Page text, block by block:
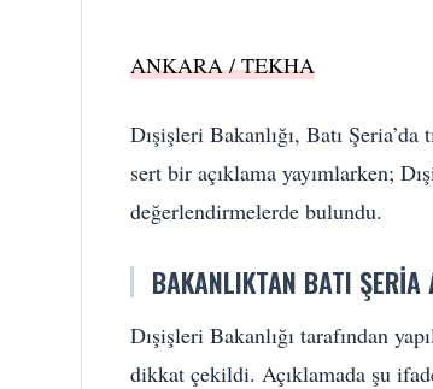
ANKARA / TEKHA
Dışişleri Bakanlığı, Batı
sert bir açıklama yayımlarken;
değerlendirmelerde bulundu.
BAKANLIKTAN BATI ŞERIA
Dışişleri Bakanlığı tarafından
dikkat çekildi. Açıklamada şu